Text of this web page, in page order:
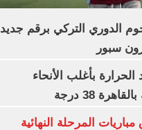
الدوري التركي برقم جديد
سبور
بأغلب الأنحاء
38 درجة
المرحلة النهائية